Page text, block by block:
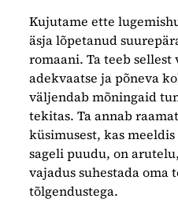
Kujutame ette
äsja lõpetanud
romaani. Ta teeb sellest
adekvaatse ja põneva
väljendab mõningaid
tekitas. Ta annab
küsimusest, kas
sageli puudu, on
vajadus suhestada oma
tõlgendustega.